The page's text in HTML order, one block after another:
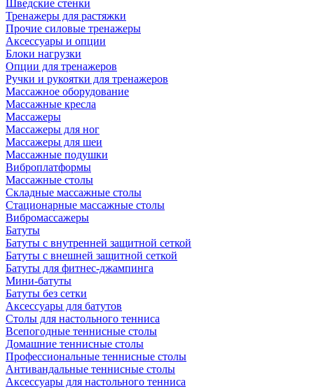
Шведские стенки
Тренажеры для растяжки
Прочие силовые тренажеры
Аксессуары и опции
Блоки нагрузки
Опции для тренажеров
Ручки и рукоятки для тренажеров
Массажное оборудование
Массажные кресла
Массажеры
Массажеры для ног
Массажеры для шеи
Массажные подушки
Виброплатформы
Массажные столы
Складные массажные столы
Стационарные массажные столы
Вибромассажеры
Батуты
Батуты с внутренней защитной сеткой
Батуты с внешней защитной сеткой
Батуты для фитнес-джампинга
Мини-батуты
Батуты без сетки
Аксессуары для батутов
Столы для настольного тенниса
Всепогодные теннисные столы
Домашние теннисные столы
Профессиональные теннисные столы
Антивандальные теннисные столы
Аксессуары для настольного тенниса